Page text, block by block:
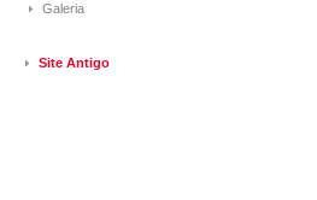
Galeria
Site Antigo